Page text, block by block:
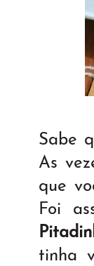
Sabe
As
que
Foi
tinha